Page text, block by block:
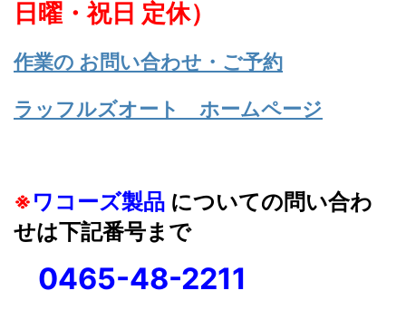
日曜・祝日 定休）
作業の お問い合わせ・ご予約
ラッフルズオート ホームページ
※ワコーズ製品 についての問い合わ
せは下記番号まで
0465-48-2211